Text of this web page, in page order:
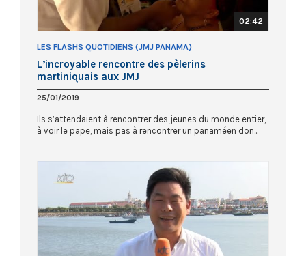
02:42
LES FLASHS QUOTIDIENS (JMJ PANAMA)
L’incroyable rencontre des pèlerins
martiniquais aux JMJ
25/01/2019
Ils s’attendaient à rencontrer des jeunes du monde entier,
à voir le pape, mais pas à rencontrer un panaméen don...